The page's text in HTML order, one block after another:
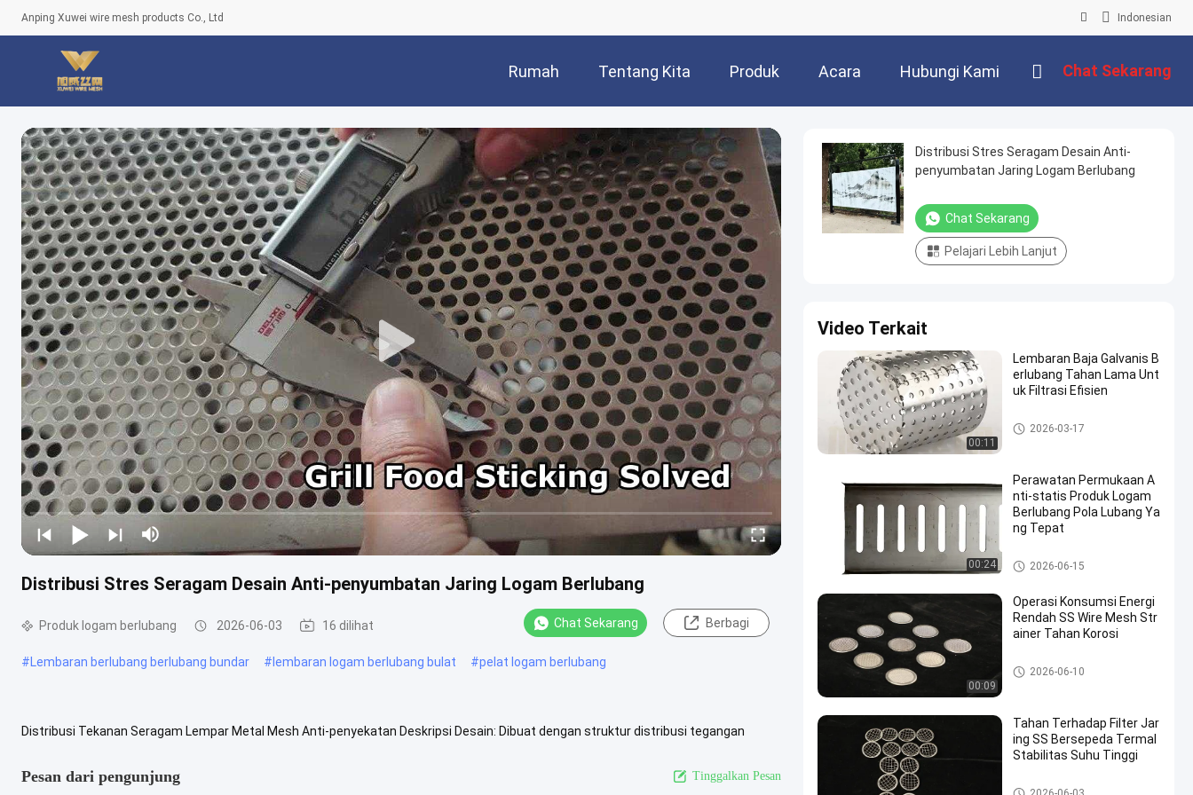
Anping Xuwei wire mesh products Co., Ltd Indonesian
Rumah Tentang Kita Produk Acara Hubungi Kami Chat Sekarang
Distribusi Stres Seragam Desain Anti-penyumbatan Jaring Logam Berlubang
Produk logam berlubang 2026-06-03 16 dilihat Chat Sekarang Berbagi
#Lembaran berlubang berlubang bundar #lembaran logam berlubang bulat #pelat logam berlubang
Distribusi Tekanan Seragam Lempar Metal Mesh Anti-penyekatan Deskripsi Desain: Dibuat dengan struktur distribusi tegangan
Pesan dari pengunjung Tinggalkan Pesan
Distribusi Stres Seragam Desain Anti-
penyumbatan Jaring Logam Berlubang
Chat Sekarang
Pelajari Lebih Lanjut
Video Terkait
00:11
Lembaran Baja Galvanis B
erlubang Tahan Lama Unt
uk Filtrasi Efisien
Produk logam berlubang
2026-03-17
00:24
Perawatan Permukaan A
nti-statis Produk Logam
Berlubang Pola Lubang Ya
ng Tepat
Produk logam berlubang
2026-06-15
00:09
Operasi Konsumsi Energi
Rendah SS Wire Mesh Str
ainer Tahan Korosi
Filter ss mesh
2026-06-10
Tahan Terhadap Filter Jar
ing SS Bersepeda Termal
Stabilitas Suhu Tinggi
Filter ss mesh